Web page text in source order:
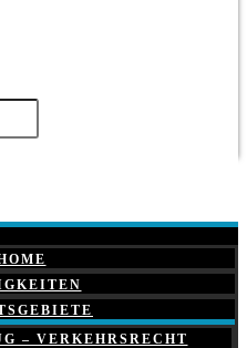
– VERKEHRSRECHT